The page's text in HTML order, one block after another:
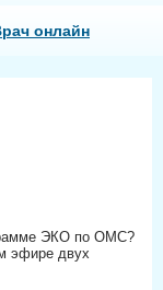
онлайн
ЭКО по ОМС?
эфире двух